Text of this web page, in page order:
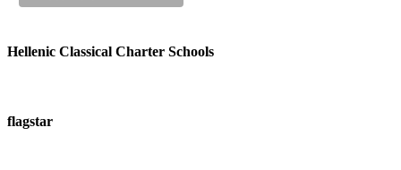
Hellenic Classical Charter Schools
flagstar